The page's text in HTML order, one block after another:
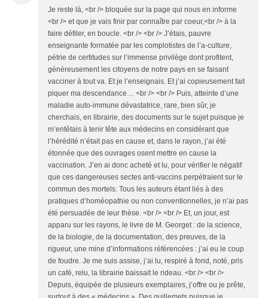
Je reste là, <br /> bloquée sur la page qui nous en informe
<br /> et que je vais finir par connaître par coeur,<br /> à la
faire défiler, en boucle. <br /> <br /> J’étais, pauvre
enseignante formatée par les complotistes de l’a-culture,
pétrie de certitudes sur l’immense privilège dont profitent,
généreusement les citoyens de notre pays en se faisant
vacciner à tout va. Et je l’enseignais. Et j’ai copieusement fait
piquer ma descendance… <br /> <br /> Puis, atteinte d’une
maladie auto-immune dévastatrice, rare, bien sûr, je
cherchais, en librairie, des documents sur le sujet puisque je
m’entêtais à tenir tête aux médecins en considérant que
l’hérédité n’était pas en cause et, dans le rayon, j’ai été
étonnée que des ouvrages osent mettre en cause la
vaccination. J’en ai donc acheté et lu, pour vérifier le négatif
que ces dangereuses sectes anti-vaccins perpétraient sur le
commun des mortels. Tous les auteurs étant liés à des
pratiques d’homéopathie ou non conventionnelles, je n’ai pas
été persuadée de leur thèse. <br /> <br /> Et, un jour, est
apparu sur les rayons, le livre de M. Georget : de la science,
de la biologie, de la documentation, des preuves, de la
rigueur, une mine d’informations référencées : j’ai eu le coup
de foudre. Je me suis assise, j’ai lu, respiré à fond, noté, pris
un café, relu, la librairie baissait le rideau. <br /> <br />
Depuis, équipée de plusieurs exemplaires, j’offre ou je prête,